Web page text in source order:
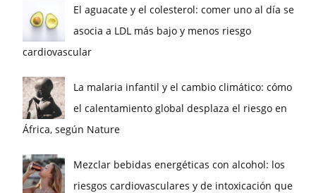
El aguacate y el colesterol: comer uno al día se
asocia a LDL más bajo y menos riesgo
cardiovascular
La malaria infantil y el cambio climático: cómo
el calentamiento global desplaza el riesgo en
África, según Nature
Mezclar bebidas energéticas con alcohol: los
riesgos cardiovasculares y de intoxicación que